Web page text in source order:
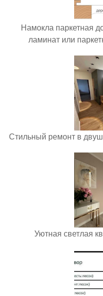
Намокла паркетная
ламинат или
Стильный ремонт в
Уютная светлая